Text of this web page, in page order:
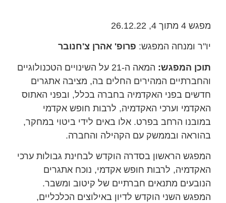
מפגש 4 מתוך 4, 26.12.22
יו"ר ומנחה המפגש: פרופ' אהרן צ'חנובר
תוכן המפגש:
המאה ה-21 על השינויים הטכנולוגיים
והחברתיים המהירים החלים בה, מציבה אתגרים
חדשים בפני האקדמיה בחברה בכלל, ובפני האתוס
האקדמי וערכי האקדמיה, לרבות חופש אקדמי
במובנו הרחב בפרט. אלו באים לידי ביטוי במחקר,
בהוראה ובממשק עם הקהילה והחברה.
המפגש הראשון בסדרה הוקדש לבחינת גבולות ערכי
האקדמיה, לרבות חופש אקדמי, נוכח אתגרים
הנובעים מתנאים חברתיים של קיטוב ומשבר.
המפגש השני הוקדש לדיון באילוצים הכלכליים,